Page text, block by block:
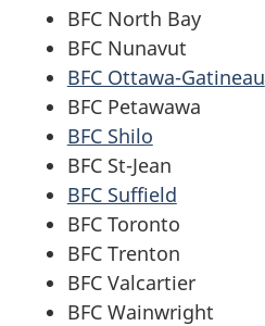
BFC North Bay
BFC Nunavut
BFC Ottawa-Gatineau
BFC Petawawa
BFC Shilo
BFC St-Jean
BFC Suffield
BFC Toronto
BFC Trenton
BFC Valcartier
BFC Wainwright